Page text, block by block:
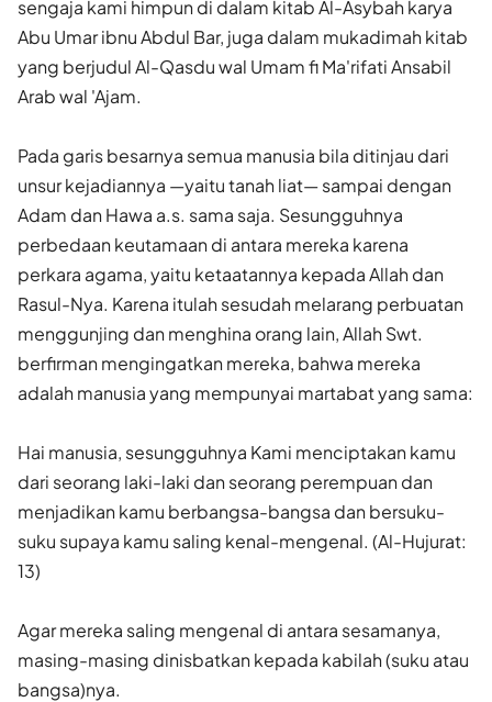
sengaja kami himpun di dalam kitab Al-Asybah karya
Abu Umar ibnu Abdul Bar, juga dalam mukadimah kitab
yang berjudul Al-Qasdu wal Umam fi Ma'rifati Ansabil
Arab wal 'Ajam.
Pada garis besarnya semua manusia bila ditinjau dari
unsur kejadiannya —yaitu tanah liat— sampai dengan
Adam dan Hawa a.s. sama saja. Sesungguhnya
perbedaan keutamaan di antara mereka karena
perkara agama, yaitu ketaatannya kepada Allah dan
Rasul-Nya. Karena itulah sesudah melarang perbuatan
menggunjing dan menghina orang lain, Allah Swt.
berfirman mengingatkan mereka, bahwa mereka
adalah manusia yang mempunyai martabat yang sama:
Hai manusia, sesungguhnya Kami menciptakan kamu
dari seorang laki-laki dan seorang perempuan dan
menjadikan kamu berbangsa-bangsa dan bersuku-
suku supaya kamu saling kenal-mengenal. (Al-Hujurat:
13)
Agar mereka saling mengenal di antara sesamanya,
masing-masing dinisbatkan kepada kabilah (suku atau
bangsa)nya.